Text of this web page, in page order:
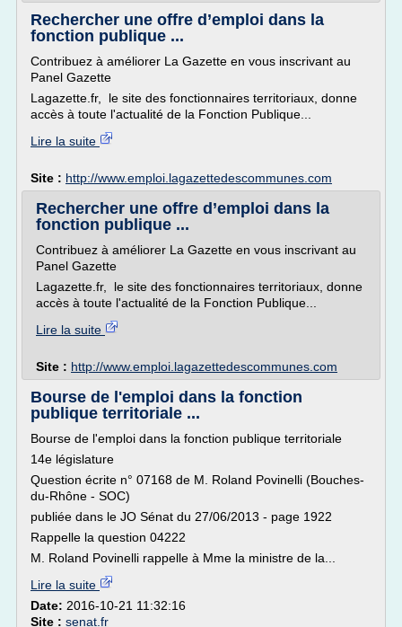
Rechercher une offre d’emploi dans la
fonction publique ...
Contribuez à améliorer La Gazette en vous inscrivant au
Panel Gazette
Lagazette.fr, le site des fonctionnaires territoriaux, donne
accès à toute l'actualité de la Fonction Publique...
Lire la suite
Site : http://www.emploi.lagazettedescommunes.com
Rechercher une offre d’emploi dans la
fonction publique ...
Contribuez à améliorer La Gazette en vous inscrivant au
Panel Gazette
Lagazette.fr, le site des fonctionnaires territoriaux, donne
accès à toute l'actualité de la Fonction Publique...
Lire la suite
Site : http://www.emploi.lagazettedescommunes.com
Bourse de l'emploi dans la fonction
publique territoriale ...
Bourse de l'emploi dans la fonction publique territoriale
14e législature
Question écrite n° 07168 de M. Roland Povinelli (Bouches-
du-Rhône - SOC)
publiée dans le JO Sénat du 27/06/2013 - page 1922
Rappelle la question 04222
M. Roland Povinelli rappelle à Mme la ministre de la...
Lire la suite
Date: 2016-10-21 11:32:16
Site : senat.fr